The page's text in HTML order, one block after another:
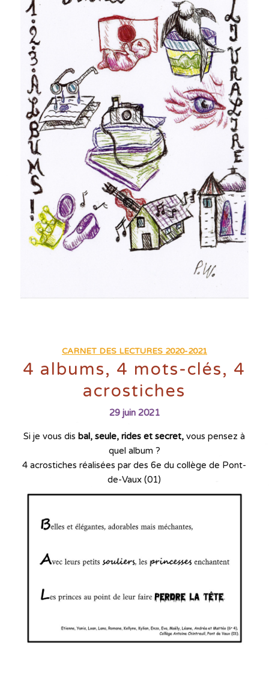
CARNET DES LECTURES 2020-2021
4 albums, 4 mots-clés, 4
acrostiches
29 juin 2021
Si je vous disbal, seule, rides et secret, vous pensez à
quel album ?
4 acrostiches réalisées par des 6e du collège de Pont-
de-Vaux (01)